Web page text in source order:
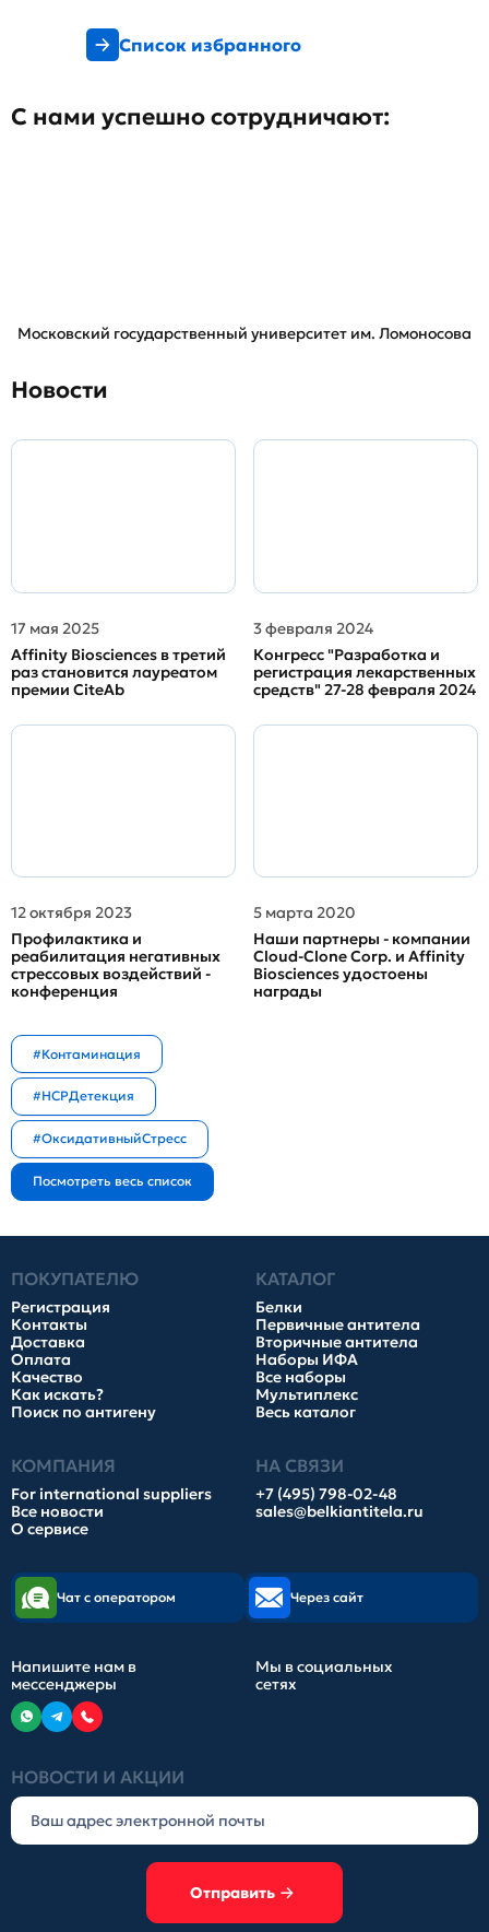
Список избранного
С нами успешно сотрудничают:
Московский государственный университет им. Ломоносова
Новости
17 мая 2025
Affinity Biosciences в третий
раз становится лауреатом
премии CiteAb
3 февраля 2024
Конгресс "Разработка и
регистрация лекарственных
средств" 27-28 февраля 2024
12 октября 2023
Профилактика и
реабилитация негативных
стрессовых воздействий -
конференция
5 марта 2020
Наши партнеры - компании
Cloud-Clone Corp. и Affinity
Biosciences удостоены
награды
#Контаминация
#HCPДетекция
#ОксидативныйСтресс
ПОКУПАТЕЛЮ
Регистрация
Контакты
Доставка
Оплата
Качество
Как искать?
Поиск по антигену
КАТАЛОГ
Белки
Первичные антитела
Вторичные антитела
Наборы ИФА
Все наборы
Мультиплекс
Весь каталог
КОМПАНИЯ
For international suppliers
Все новости
О сервисе
НА СВЯЗИ
+7 (495) 798-02-48
sales@belkiantitela.ru
НОВОСТИ И АКЦИИ
Отправить
Чат с оператором Через сайт
Напишите нам в
мессенджеры
Мы в социальных
сетях